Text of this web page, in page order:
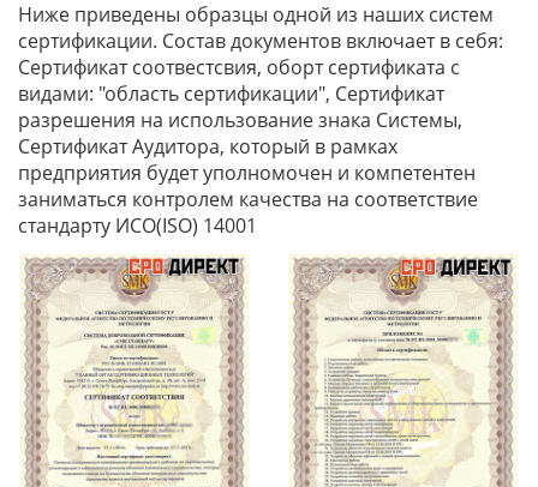
Ниже приведены образцы одной из наших систем
сертификации. Состав документов включает в себя:
Сертификат соотвестсвия, оборт сертификата с
видами: "область сертификации", Сертификат
разрешения на использование знака Системы,
Сертификат Аудитора, который в рамках
предприятия будет уполномочен и компетентен
заниматься контролем качества на соответствие
стандарту ИСО(ISO) 14001